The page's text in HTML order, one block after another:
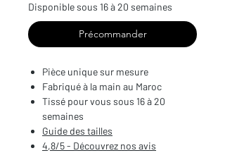
Disponible sous 16 à 20 semaines
Précommander
Pièce unique sur mesure
Fabriqué à la main au Maroc
Tissé pour vous sous 16 à 20
semaines
Guide des tailles
4,8/5 - Découvrez nos avis